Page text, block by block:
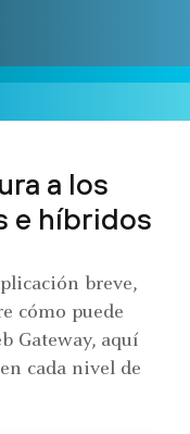
a los
e híbridos
breve,
cómo puede
Gateway, aquí
cada nivel de